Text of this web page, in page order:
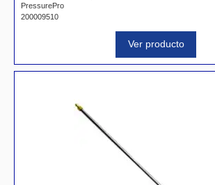
PressurePro
200009510
Ver producto